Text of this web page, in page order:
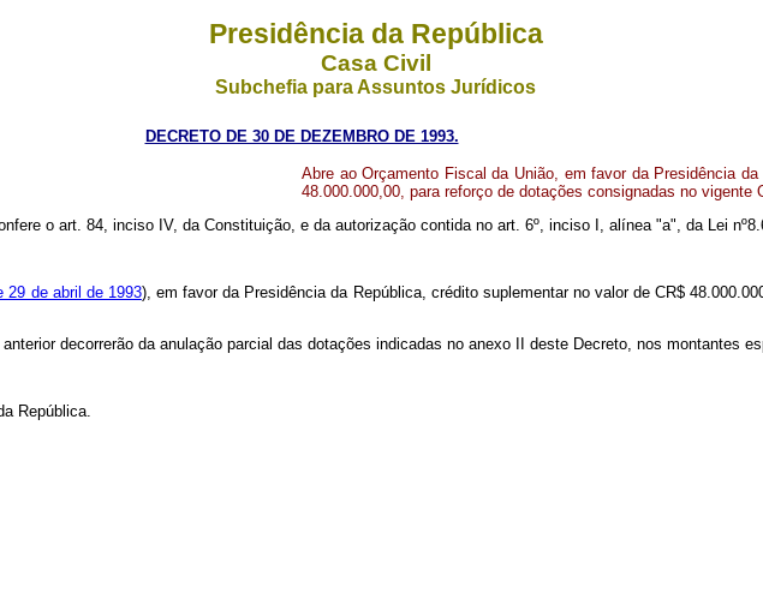
Presidência da República
Casa Civil
Subchefia para Assuntos Jurídicos
DECRETO DE 30 DE DEZEMBRO DE 1993.
Abre ao Orçamento Fiscal da União, em favor da Presidência
48.000.000,00, para reforço de dotações consignadas no vigente
o art. 84, inciso IV, da Constituição, e da autorização contida no art. 6º, inciso I, alínea "a", da Lei
29 de abril de 1993), em favor da Presidência da República, crédito suplementar no valor de CR$
decorrerão da anulação parcial das dotações indicadas no anexo II deste Decreto, nos montantes
República.